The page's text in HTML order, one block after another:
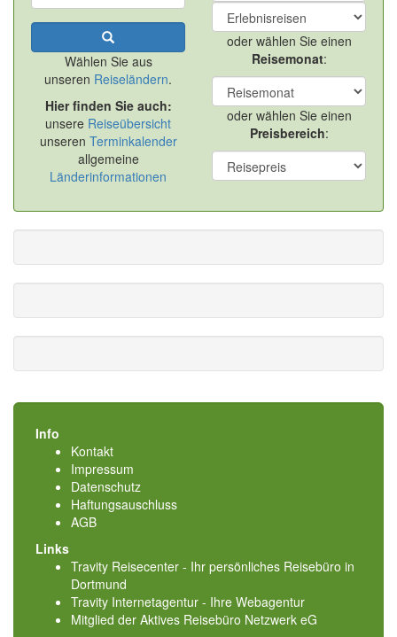
Wählen Sie aus
unseren Reiseländern.
Hier finden Sie auch:
unsere Reiseübersicht
unseren Terminkalender
allgemeine
Länderinformationen
oder wählen Sie einen
Reisemonat:
oder wählen Sie einen
Preisbereich:
Info
Kontakt
Impressum
Datenschutz
Haftungsauschluss
AGB
Links
Travity Reisecenter - Ihr persönliches Reisebüro in
Dortmund
Travity Internetagentur - Ihre Webagentur
Mitglied der Aktives Reisebüro Netzwerk eG